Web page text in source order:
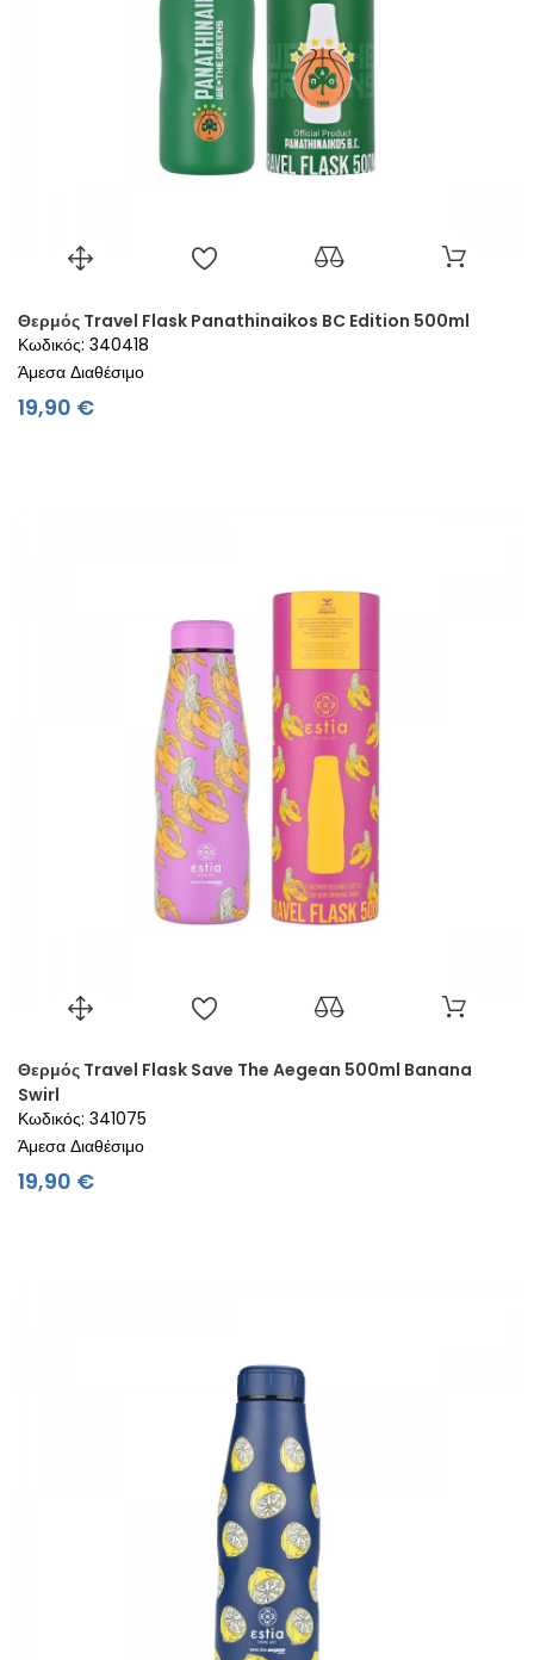
Θερμός Travel Flask Panathinaikos BC Edition 500ml
Κωδικός: 340418
Άμεσα Διαθέσιμο
19,90 €Τιμή
Θερμός Travel Flask Save The Aegean 500ml Banana
Swirl
Κωδικός: 341075
Άμεσα Διαθέσιμο
19,90 €Τιμή